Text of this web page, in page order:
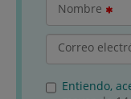
Nombre
Correo
Entiendo,